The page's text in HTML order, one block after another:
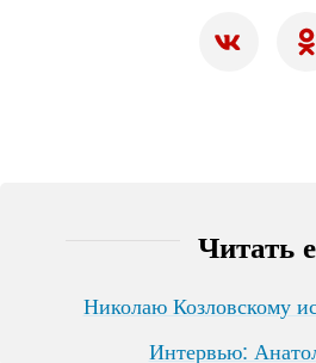
Читать
Николаю Козловскому
Интервью: